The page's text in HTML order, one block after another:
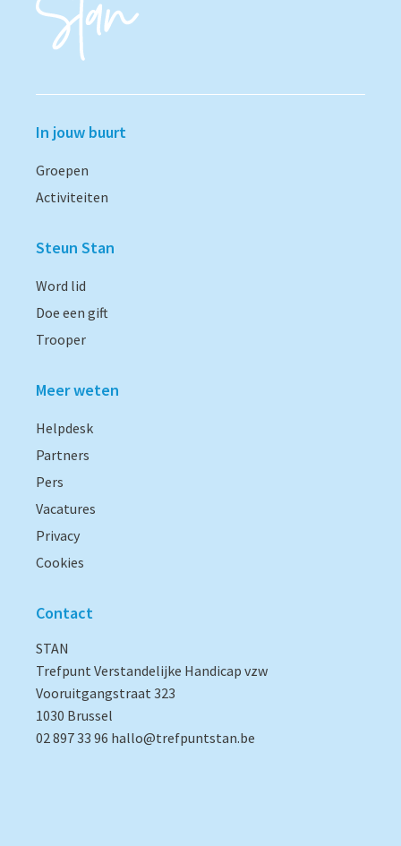
In jouw buurt
Groepen
Activiteiten
Steun Stan
Word lid
Doe een gift
Trooper
Meer weten
Helpdesk
Partners
Pers
Vacatures
Privacy
Cookies
Contact
STAN
Trefpunt Verstandelijke Handicap vzw
Vooruitgangstraat 323
1030 Brussel
02 897 33 96 hallo@trefpuntstan.be